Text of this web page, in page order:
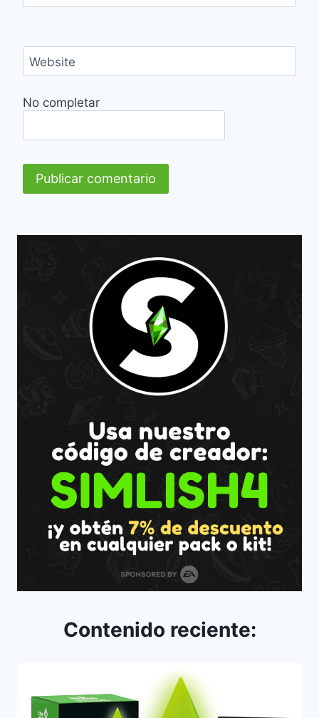
Website
No completar
Contenido reciente: